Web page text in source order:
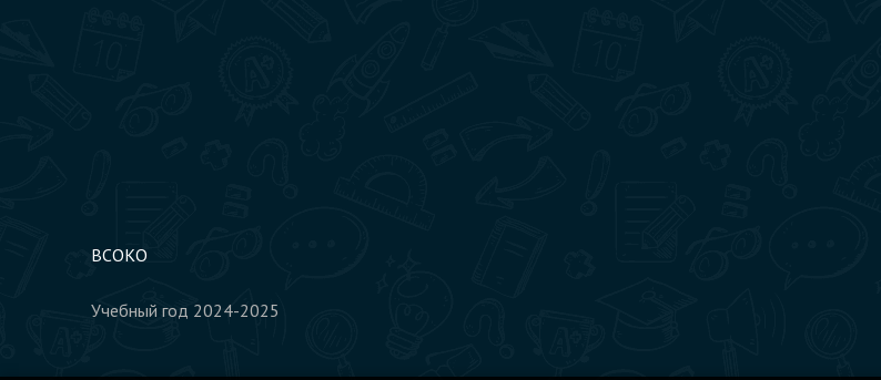
ВСОКО
Учебный год 2024-2025